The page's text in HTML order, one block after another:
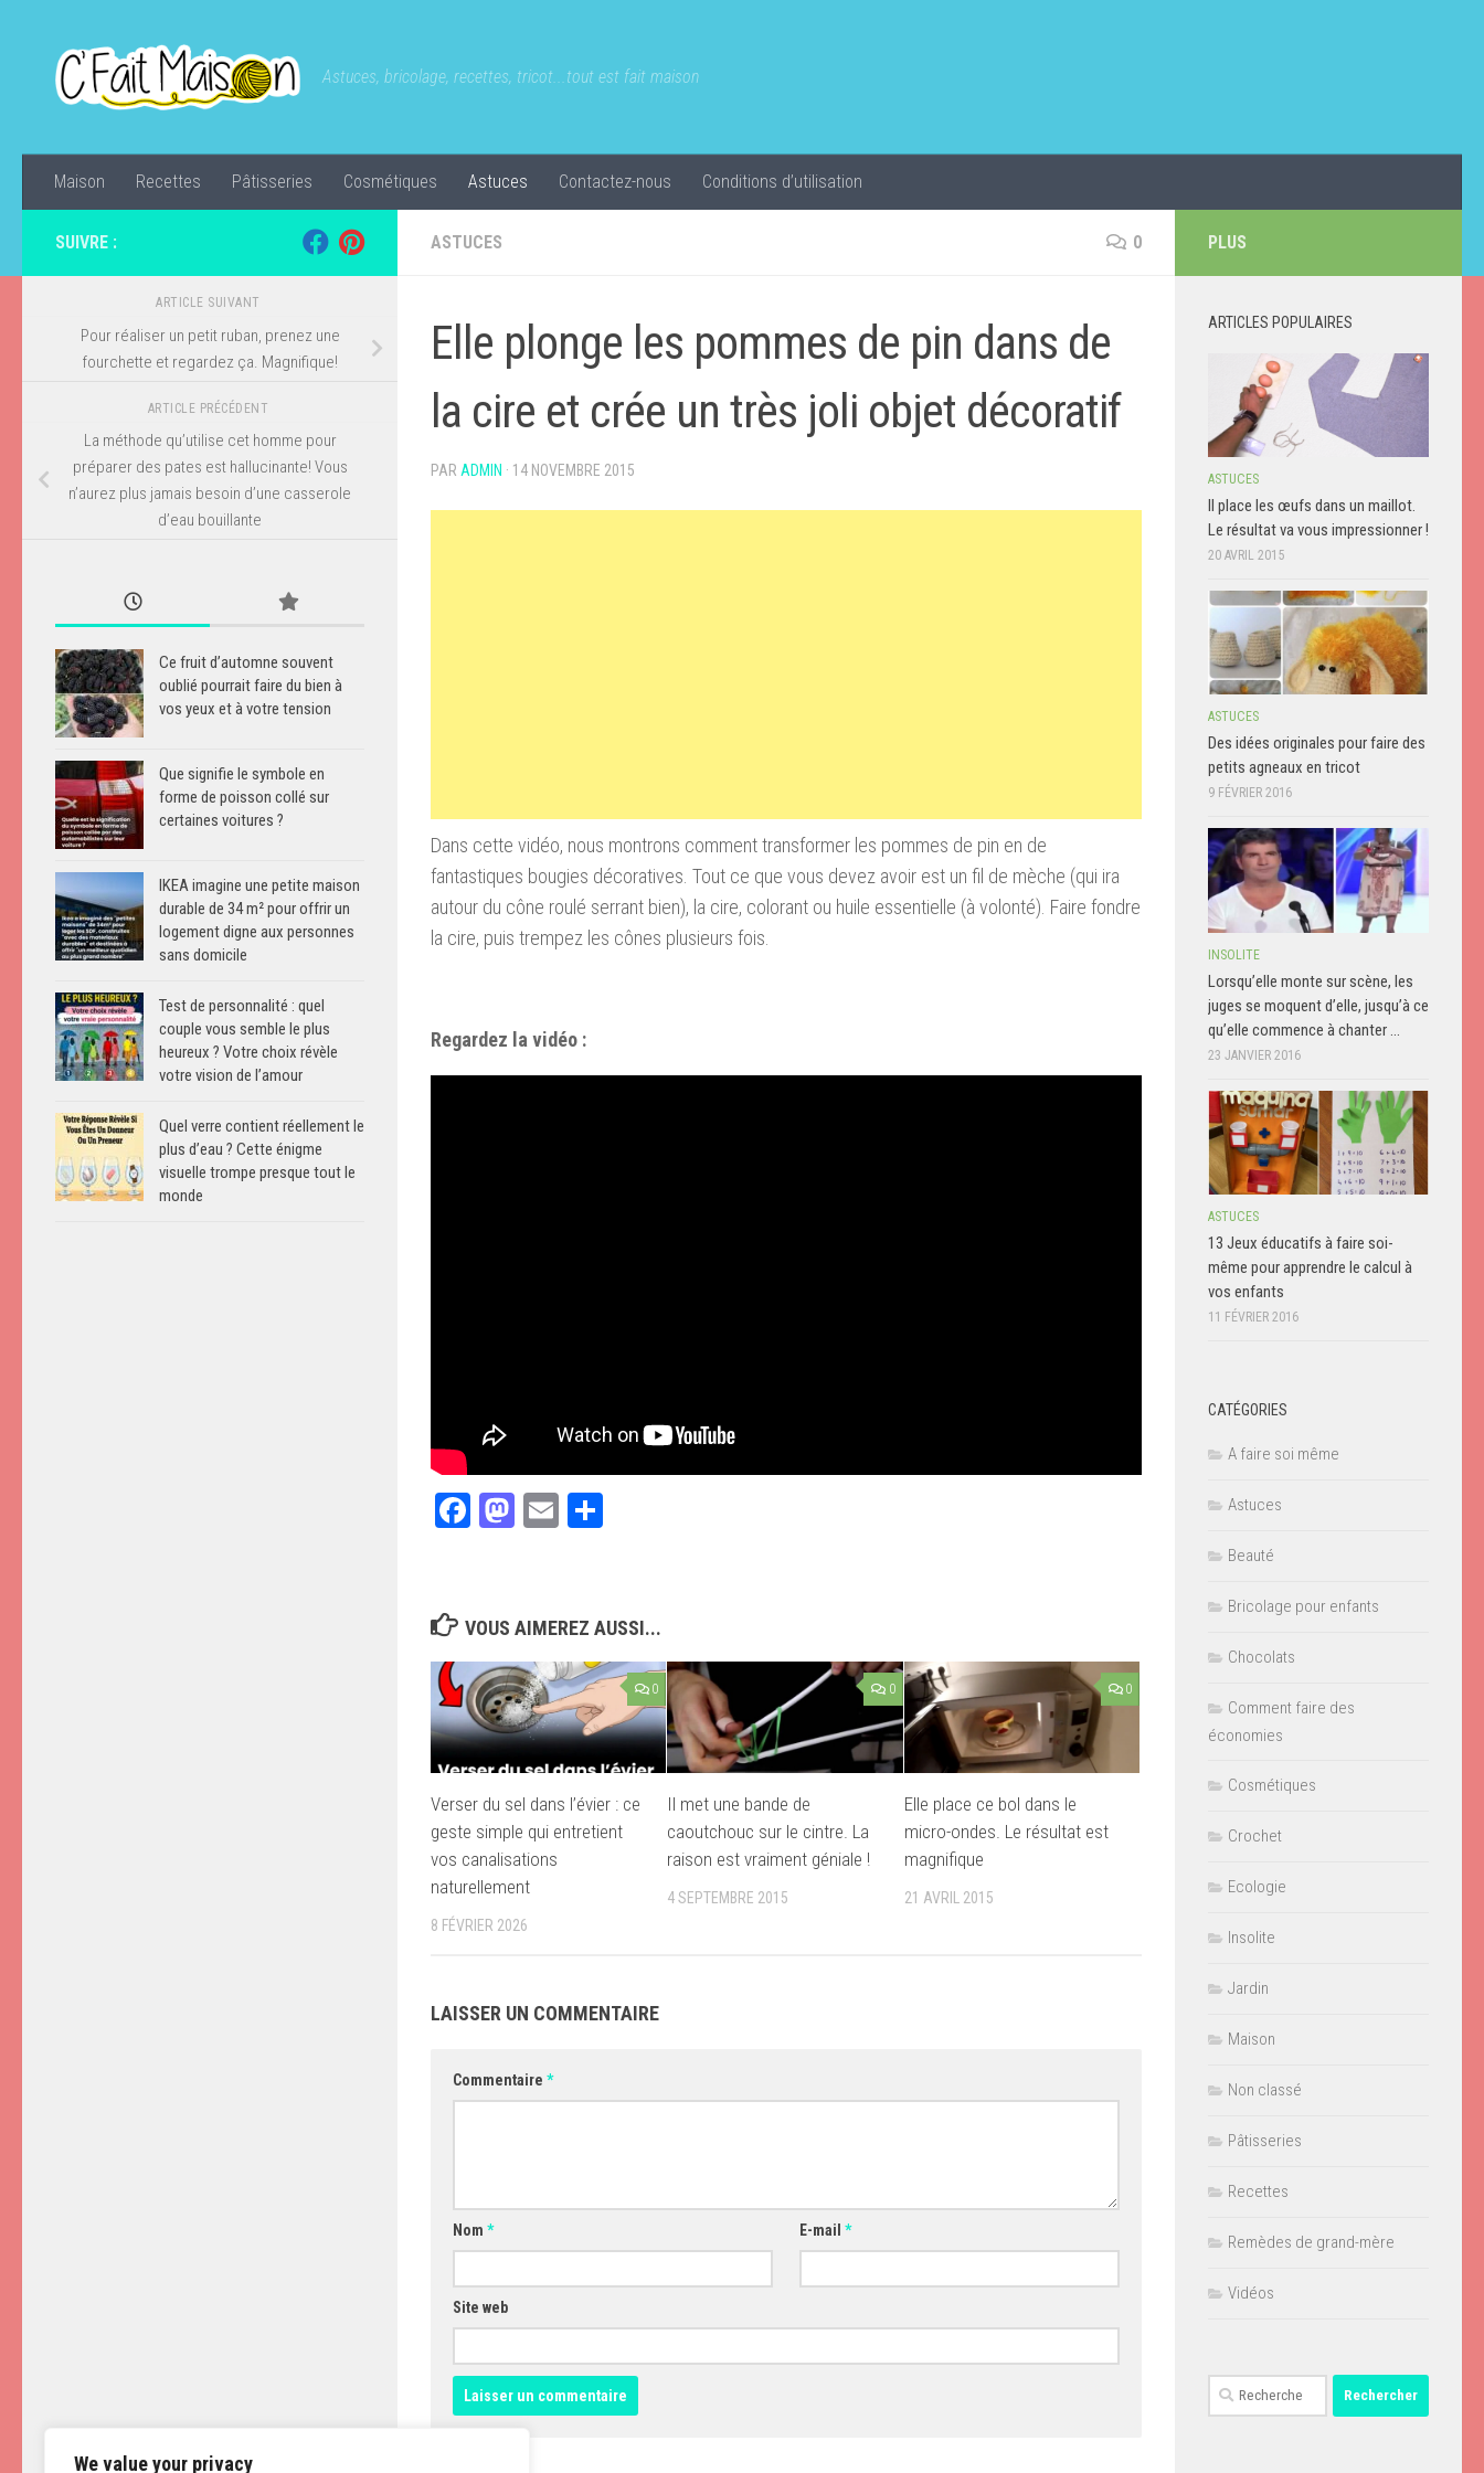
We value your privacy
Astuces, bricolage, recettes, tricot...tout est fait maison
Maison Recettes Pâtisseries Cosmétiques Astuces Contactez-nous Conditions d’utilisation
ASTUCES 0
Elle plonge les pommes de pin dans de
la cire et crée un très joli objet décoratif
PAR ADMIN · 14 NOVEMBRE 2015
Dans cette vidéo, nous montrons comment transformer les pommes de pin en de
fantastiques bougies décoratives. Tout ce que vous devez avoir est un fil de mèche (qui ira
autour du cône roulé serrant bien), la cire, colorant ou huile essentielle (à volonté). Faire fondre
la cire, puis trempez les cônes plusieurs fois.
Regardez la vidéo :
Facebook
Mastodon
Email
VOUS AIMEREZ AUSSI...
0
Verser du sel dans l’évier : ce
geste simple qui entretient
vos canalisations
naturellement
8 FÉVRIER 2026
0
Il met une bande de
caoutchouc sur le cintre. La
raison est vraiment géniale !
4 SEPTEMBRE 2015
0
Elle place ce bol dans le
micro-ondes. Le résultat est
magnifique
21 AVRIL 2015
LAISSER UN COMMENTAIRE
Commentaire *
Nom * E-mail*
Site web
SUIVRE :
ARTICLE SUIVANT
Pour réaliser un petit ruban, prenez une
fourchette et regardez ça. Magnifique!
ARTICLE PRÉCÉDENT
La méthode qu’utilise cet homme pour
préparer des pates est hallucinante! Vous
n’aurez plus jamais besoin d’une casserole
d’eau bouillante
Ce fruit d’automne souvent
oublié pourrait faire du bien à
vos yeux et à votre tension
Que signifie le symbole en
forme de poisson collé sur
certaines voitures ?
IKEA imagine une petite maison
durable de 34 m² pour offrir un
logement digne aux personnes
sans domicile
Test de personnalité : quel
couple vous semble le plus
heureux ? Votre choix révèle
votre vision de l’amour
Quel verre contient réellement le
plus d’eau ? Cette énigme
visuelle trompe presque tout le
monde
PLUS
ARTICLES POPULAIRES
ASTUCES
Il place les œufs dans un maillot.
Le résultat va vous impressionner !
20 AVRIL 2015
ASTUCES
Des idées originales pour faire des
petits agneaux en tricot
9 FÉVRIER 2016
INSOLITE
Lorsqu’elle monte sur scène, les
juges se moquent d’elle, jusqu’à ce
qu’elle commence à chanter …
23 JANVIER 2016
ASTUCES
13 Jeux éducatifs à faire soi-
même pour apprendre le calcul à
vos enfants
11 FÉVRIER 2016
CATÉGORIES
A faire soi même
Astuces
Beauté
Bricolage pour enfants
Chocolats
Comment faire des
économies
Cosmétiques
Crochet
Ecologie
Insolite
Jardin
Maison
Non classé
Pâtisseries
Recettes
Remèdes de grand-mère
Vidéos
Rechercher :